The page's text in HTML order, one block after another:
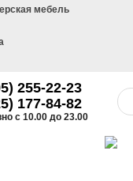
мебель
255-22-23
177-84-82
с 10.00 до 23.00